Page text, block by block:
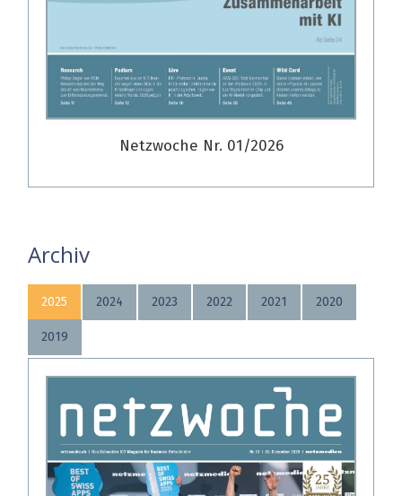
Netzwoche Nr. 01/2026
Archiv
2025 2024 2023 2022 2021 2020
2019